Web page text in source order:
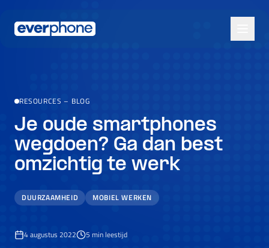
RESOURCES – BLOG
Je oude smartphones
wegdoen? Ga dan best
omzichtig te werk
DUURZAAMHEID MOBIEL WERKEN
4 augustus 2022 5 min leestijd